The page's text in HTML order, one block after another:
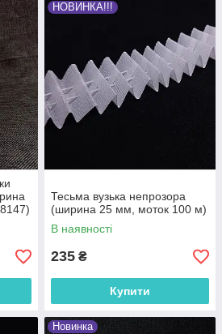
НОВИНКА!!!
Тесьма вузька непрозора
(ширина 25 мм, моток 100 м)
В наявності
235 ₴
Купити
Новинка